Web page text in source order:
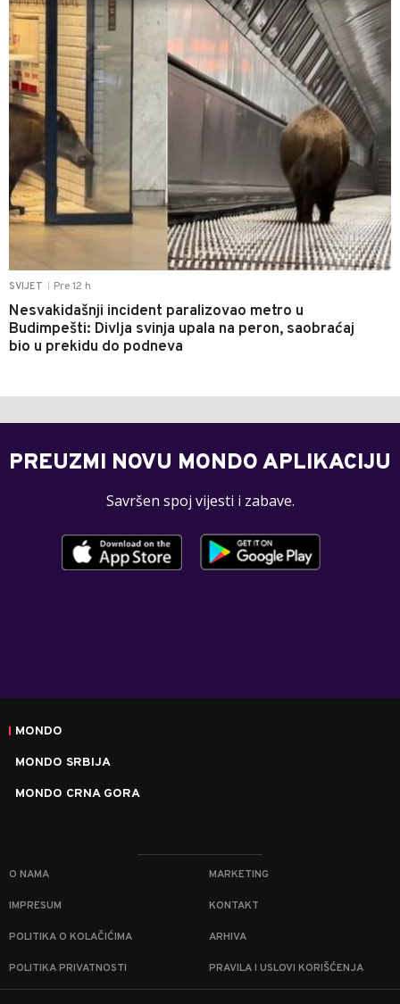
SVIJET Pre 12 h
Nesvakidašnji incident paralizovao metro u
Budimpešti: Divlja svinja upala na peron, saobraćaj
bio u prekidu do podneva
PREUZMI NOVU MONDO APLIKACIJU
Savršen spoj vijesti i zabave.
MONDO
MONDO SRBIJA
MONDO CRNA GORA
O NAMA MARKETING
IMPRESUM KONTAKT
POLITIKA O KOLAČIĆIMA ARHIVA
POLITIKA PRIVATNOSTI PRAVILA I USLOVI KORIŠĆENJA